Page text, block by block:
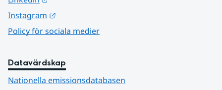
Instagram
Policy för sociala medier
Datavärdskap
Nationella emissionsdatabasen